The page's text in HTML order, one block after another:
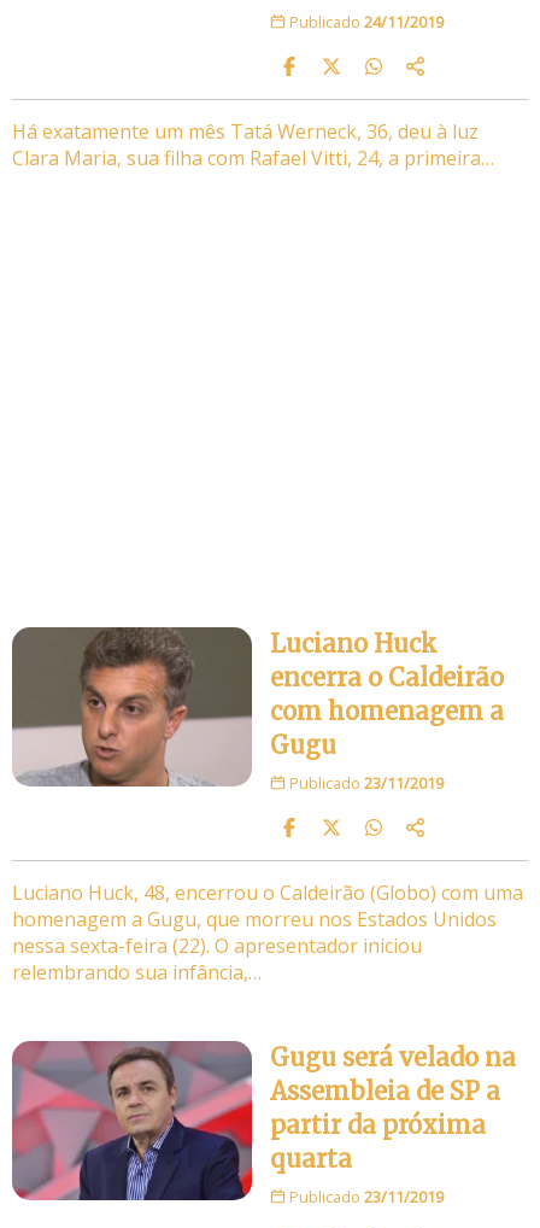
Publicado 24/11/2019
Há exatamente um mês Tatá Werneck, 36, deu à luz
Clara Maria, sua filha com Rafael Vitti, 24, a primeira…
Luciano Huck
encerra o Caldeirão
com homenagem a
Gugu
Publicado 23/11/2019
Luciano Huck, 48, encerrou o Caldeirão (Globo) com uma
homenagem a Gugu, que morreu nos Estados Unidos
nessa sexta-feira (22). O apresentador iniciou
relembrando sua infância,…
Gugu será velado na
Assembleia de SP a
partir da próxima
quarta
Publicado 23/11/2019